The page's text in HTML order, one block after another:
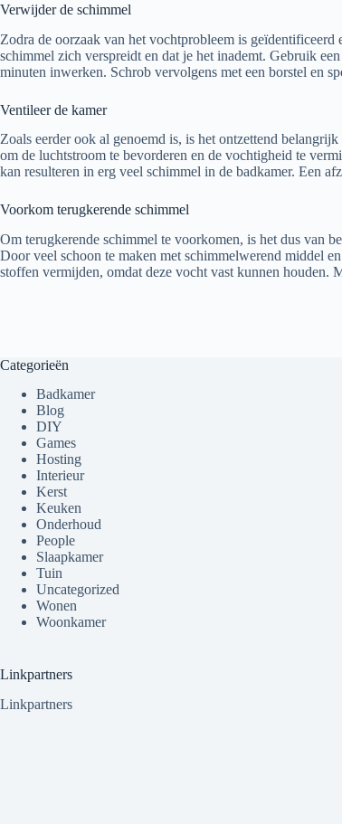
Verwijder de schimmel
Zodra de oorzaak van het vochtprobleem is
schimmel zich verspreidt en dat je het inademt. Gebruik
minuten inwerken. Schrob vervolgens met een borstel en
Ventileer de kamer
Zoals eerder ook al genoemd is, is het ontzettend
om de luchtstroom te bevorderen en de vochtigheid te
kan resulteren in erg veel schimmel in de badkamer. Een
Voorkom terugkerende schimmel
Om terugkerende schimmel te voorkomen, is het dus van
Door veel schoon te maken met schimmelwerend middel
stoffen vermijden, omdat deze vocht vast kunnen houden.
Categorieën
Badkamer
Blog
DIY
Games
Hosting
Interieur
Kerst
Keuken
Onderhoud
People
Slaapkamer
Tuin
Uncategorized
Wonen
Woonkamer
Linkpartners
Linkpartners